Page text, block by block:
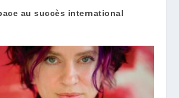
au succès international